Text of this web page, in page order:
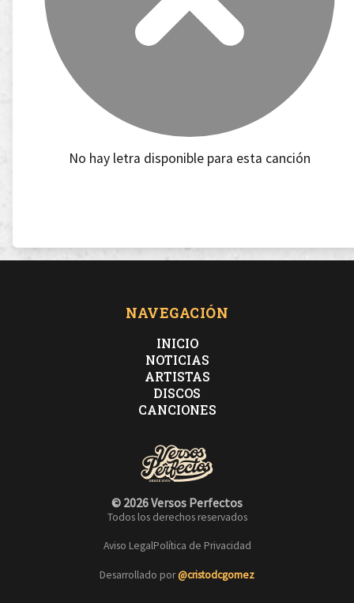
No hay letra disponible para esta canción
NAVEGACIÓN
INICIO
NOTICIAS
ARTISTAS
DISCOS
CANCIONES
© 2026 Versos Perfectos
Todos los derechos reservados
Aviso LegalPolítica de Privacidad
Desarrollado por@cristodcgomez